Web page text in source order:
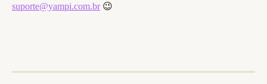
suporte@yampi.com.br😉